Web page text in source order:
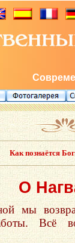
Как познаётся Бог
О
мы
Всё